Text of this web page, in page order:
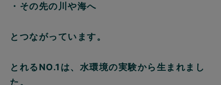
・その先の川や海へ
とつながっています。
とれるNO.1は、水環境の実験から生まれまし
た。